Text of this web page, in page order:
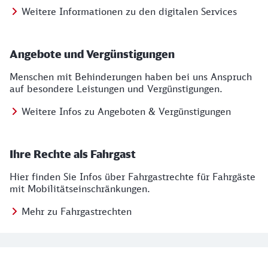
Weitere Informationen zu den digitalen Services
Angebote und Vergünstigungen
Menschen mit Behinderungen haben bei uns Anspruch
auf besondere Leistungen und Vergünstigungen.
Weitere Infos zu Angeboten & Vergünstigungen
Ihre Rechte als Fahrgast
Hier finden Sie Infos über Fahrgastrechte für Fahrgäste
mit Mobilitätseinschränkungen.
Mehr zu Fahrgastrechten